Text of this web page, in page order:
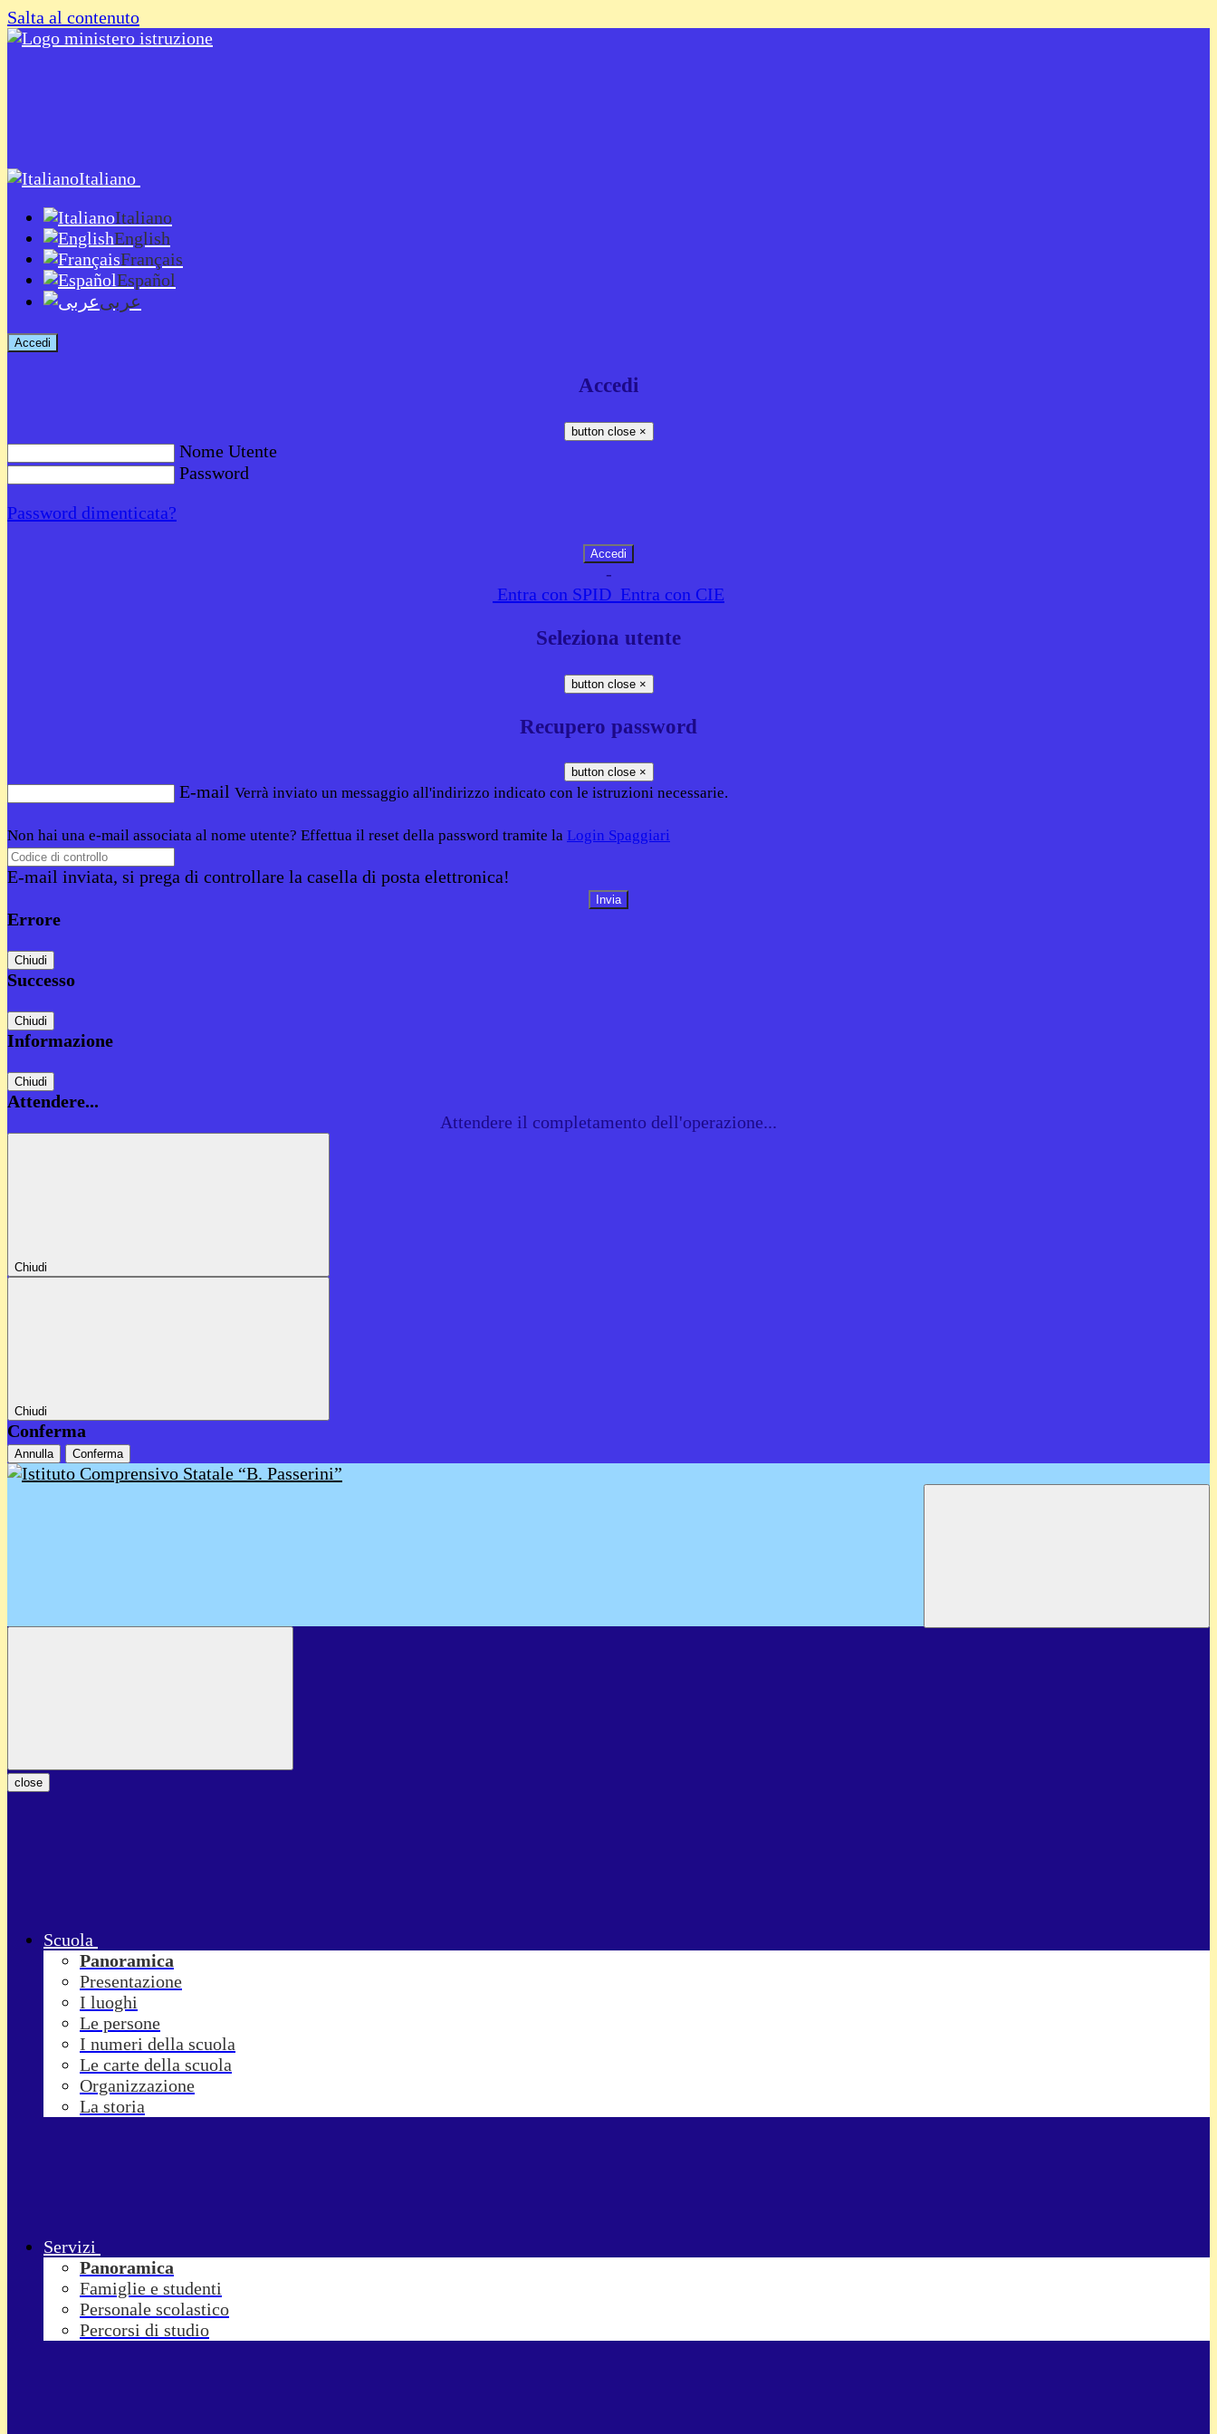
Salta al contenuto
Italiano
Italiano
English
Français
Español
عربى
Accedi
Accedi
button close ×
Nome Utente
Password
Password dimenticata?
-
Entra con SPID Entra con CIE
Seleziona utente
button close ×
Recupero password
button close ×
E-mail Verrà inviato un messaggio all'indirizzo indicato con le istruzioni necessarie.
Non hai una e-mail associata al nome utente? Effettua il reset della password tramite la Login Spaggiari
E-mail inviata, si prega di controllare la casella di posta elettronica!
Errore
Chiudi
Successo
Chiudi
Informazione
Chiudi
Attendere...
Attendere il completamento dell'operazione...
Chiudi
Chiudi
Conferma
Annulla Conferma
close
Scuola
Panoramica
Presentazione
I luoghi
Le persone
I numeri della scuola
Le carte della scuola
Organizzazione
La storia
Servizi
Panoramica
Famiglie e studenti
Personale scolastico
Percorsi di studio